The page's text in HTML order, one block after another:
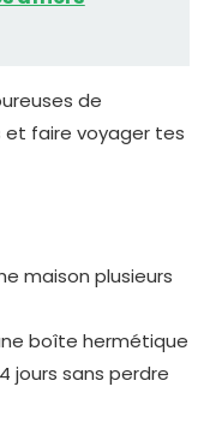
de
et faire voyager tes
maison plusieurs
boîte hermétique
jours sans perdre